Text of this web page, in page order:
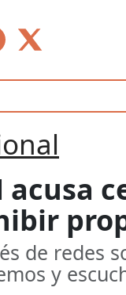
acusa
de redes
y